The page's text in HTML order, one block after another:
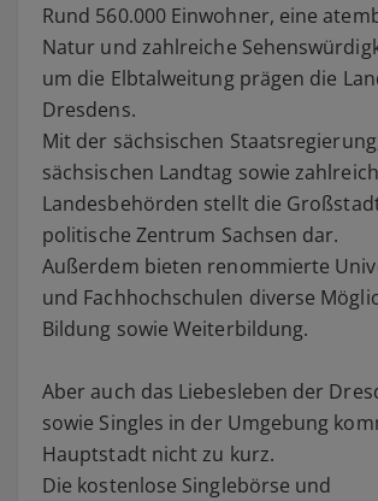
Rund 560.000 Einwohner, eine
Natur und zahlreiche
um die Elbtalweitung prägen die
Dresdens.
Mit der sächsischen
sächsischen Landtag sowie
Landesbehörden stellt die
politische Zentrum Sachsen dar.
Außerdem bieten renommierte
und Fachhochschulen diverse
Bildung sowie Weiterbildung.
Aber auch das Liebesleben der
sowie Singles in der Umgebung
Hauptstadt nicht zu kurz.
Die kostenlose Singlebörse und